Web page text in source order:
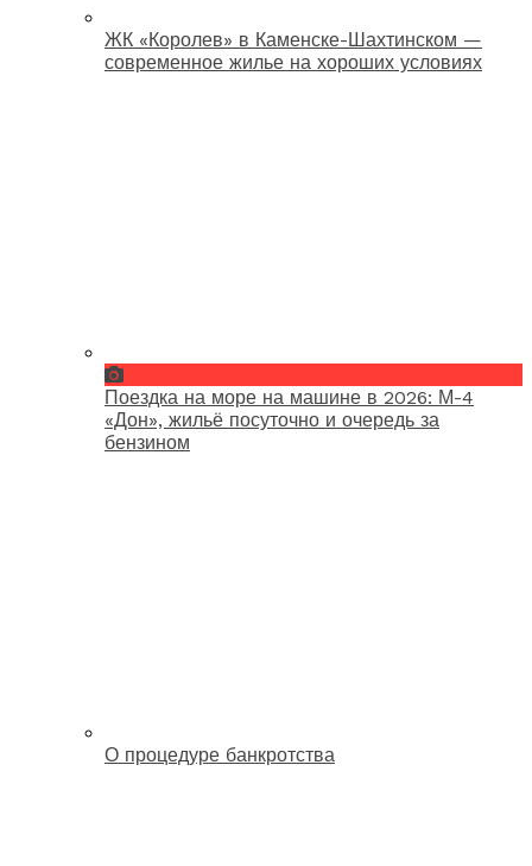
ЖК «Королев» в Каменске-Шахтинском —
современное жилье на хороших условиях
Поездка на море на машине в 2026: М-4
«Дон», жильё посуточно и очередь за
бензином
О процедуре банкротства